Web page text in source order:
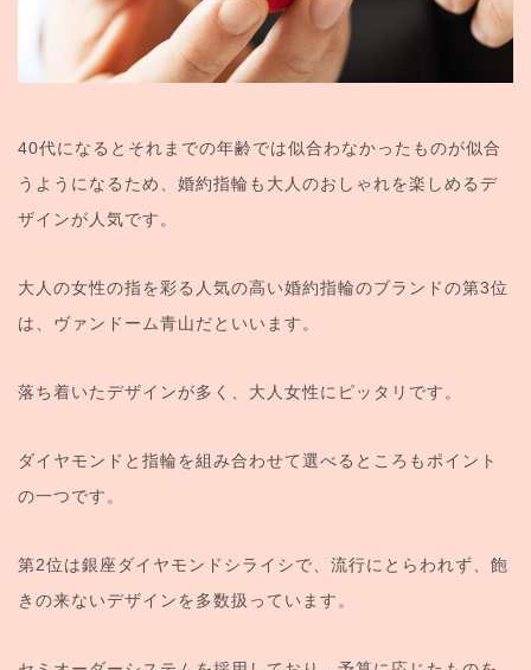
40代になるとそれまでの年齢では似合わなかったものが似合
うようになるため、婚約指輪も大人のおしゃれを楽しめるデ
ザインが人気です。
大人の女性の指を彩る人気の高い婚約指輪のブランドの第3位
は、ヴァンドーム青山だといいます。
落ち着いたデザインが多く、大人女性にピッタリです。
ダイヤモンドと指輪を組み合わせて選べるところもポイント
の一つです。
第2位は銀座ダイヤモンドシライシで、流行にとらわれず、飽
きの来ないデザインを多数扱っています。